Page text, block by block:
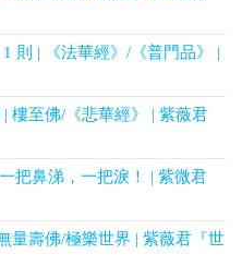
則 | 《法華經》/《普門品》 |
| 樓至佛/《悲華經》 | 紫薇君
把鼻涕，一把淚！ | 紫微君
量壽佛/極樂世界 | 紫薇君『世